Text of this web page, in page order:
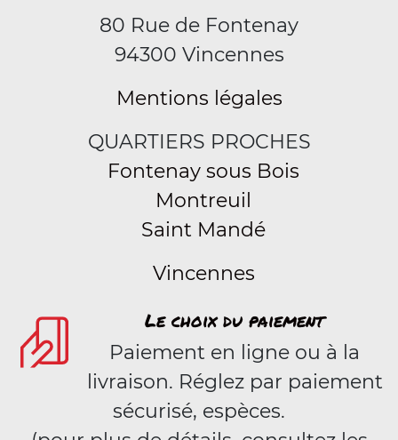
80 Rue de Fontenay
94300 Vincennes
Mentions légales
QUARTIERS PROCHES
Fontenay sous Bois
Montreuil
Saint Mandé
Vincennes
Le choix du paiement
Paiement en ligne ou à la
livraison. Réglez par paiement
sécurisé, espèces.